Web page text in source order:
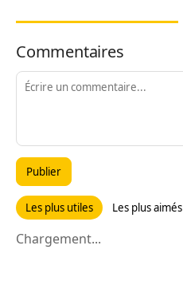
Commentaires
Publier
Les plus utiles Les plus aimés
Chargement...